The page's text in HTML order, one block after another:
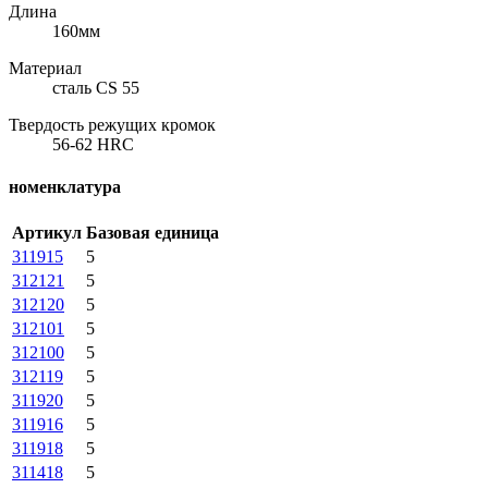
Длина
160мм
Материал
сталь CS 55
Твердость режущих кромок
56-62 HRC
номенклатура
Артикул Базовая единица
311915
5
312121
5
312120
5
312101
5
312100
5
312119
5
311920
5
311916
5
311918
5
311418
5